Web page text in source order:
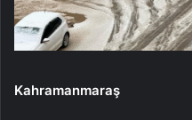
Kahramanmaraş